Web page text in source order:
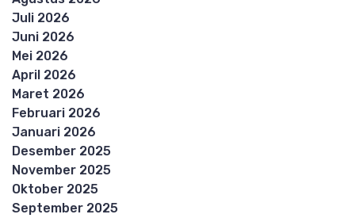
Juli 2026
Juni 2026
Mei 2026
April 2026
Maret 2026
Februari 2026
Januari 2026
Desember 2025
November 2025
Oktober 2025
September 2025